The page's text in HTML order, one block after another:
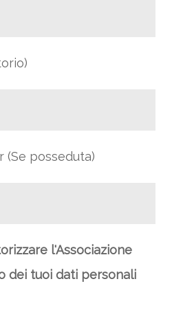
(Se posseduta)
l'Associazione
dei tuoi dati personali